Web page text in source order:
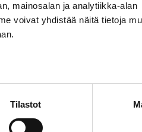
mainosalan ja analytiikka-alan
voivat yhdistää näitä tietoja
Tilastot
8:00 – 16:00 |06 457 5060
Markkinointi